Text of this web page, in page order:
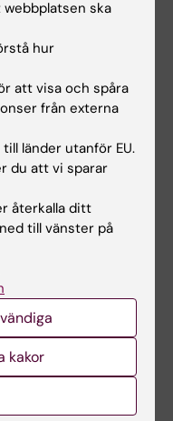
ut Kerstin…
jun 2026
IMM-rapport:
Systematic reviews
meta-analyses
epidemiological
in
översikter syftar
att sammanställa all
ska
hur
att visa och spåra
från externa
länder utanför EU.
du att vi sparar
återkalla ditt
till vänster på
kakor